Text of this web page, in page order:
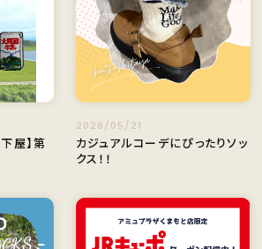
屋】第
2026/05/21
カジュアルコーデにぴったりソッ
クス！！